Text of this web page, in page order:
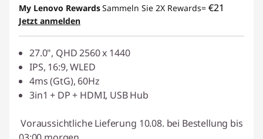
My Lenovo RewardsSammeln Sie 2X Rewards= €21
Jetzt anmelden
27.0", QHD 2560 x 1440
IPS, 16:9, WLED
4ms (GtG), 60Hz
3in1 + DP + HDMI, USB Hub
Voraussichtliche Lieferung 10.08. bei Bestellung bis